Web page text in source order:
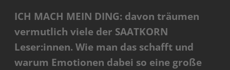
ICH MACH MEIN DING: davon träumen
vermutlich viele der SAATKORN
Leser:innen. Wie man das schafft und
warum Emotionen dabei so eine große